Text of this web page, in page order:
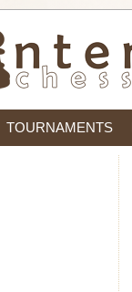
TOURNAMENTS